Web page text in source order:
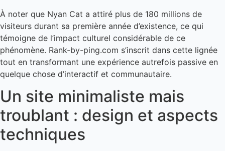
À noter que Nyan Cat a attiré plus de 180 millions de
visiteurs durant sa première année d’existence, ce qui
témoigne de l’impact culturel considérable de ce
phénomène. Rank-by-ping.com s’inscrit dans cette lignée
tout en transformant une expérience autrefois passive en
quelque chose d’interactif et communautaire.
Un site minimaliste mais
troublant : design et aspects
techniques